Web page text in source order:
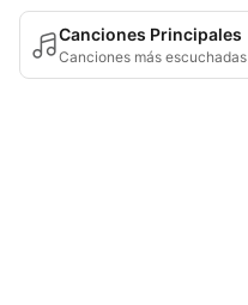
Canciones Principales
Canciones más escuchadas